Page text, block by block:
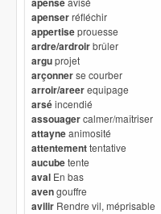
apenserréfléchir
appertiseprouesse
ardre/ardroirbrûler
arguprojet
arçonnerse courber
arroir/areerequipage
arséincendié
assouagercalmer/maîtriser
attayneanimosité
attentementtentative
aucubetente
aval En bas
avengouffre
avilir Rendre vil, méprisable